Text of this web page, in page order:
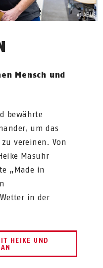
Mensch und
bewährte
um das
vereinen. Von
Masuhr
„Made in
in der
HEIKE UND